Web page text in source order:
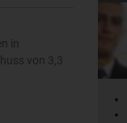
in
von 3,3